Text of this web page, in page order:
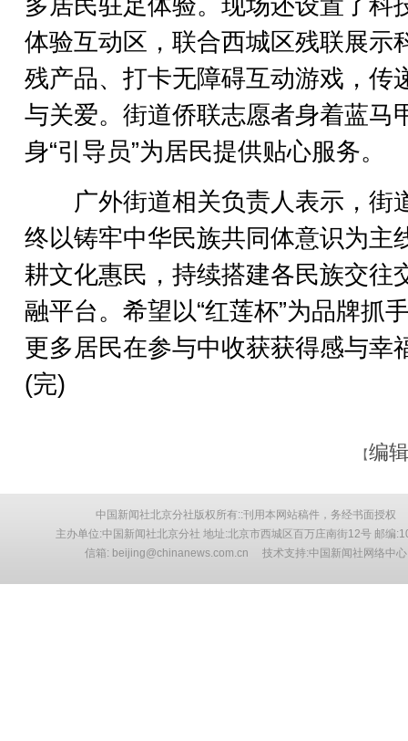
多居民驻足体验。现场还设置了科
体验互动区，联合西城区残联展示
残产品、打卡无障碍互动游戏，传
与关爱。街道侨联志愿者身着蓝马
身“引导员”为居民提供贴心服务。
广外街道相关负责人表示，街
终以铸牢中华民族共同体意识为主
耕文化惠民，持续搭建各民族交往
融平台。希望以“红莲杯”为品牌抓
更多居民在参与中收获获得感与幸
(完)
【编
中国新闻社北京分社版权所有::刊用本网站稿件，务经书面授权
主办单位:中国新闻社北京分社 地址:北京市西城区百万庄南街12号 邮编
信箱: beijing@chinanews.com.cn 技术支持:中国新闻社网络中心